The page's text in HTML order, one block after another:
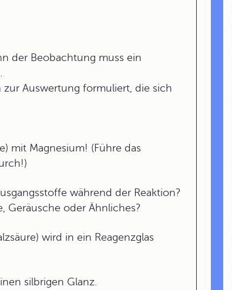
der Beobachtung muss ein
Auswertung formuliert, die sich
mit Magnesium! (Führe das
während der Reaktion?
Geräusche oder Ähnliches?
wird in ein Reagenzglas
silbrigen Glanz.